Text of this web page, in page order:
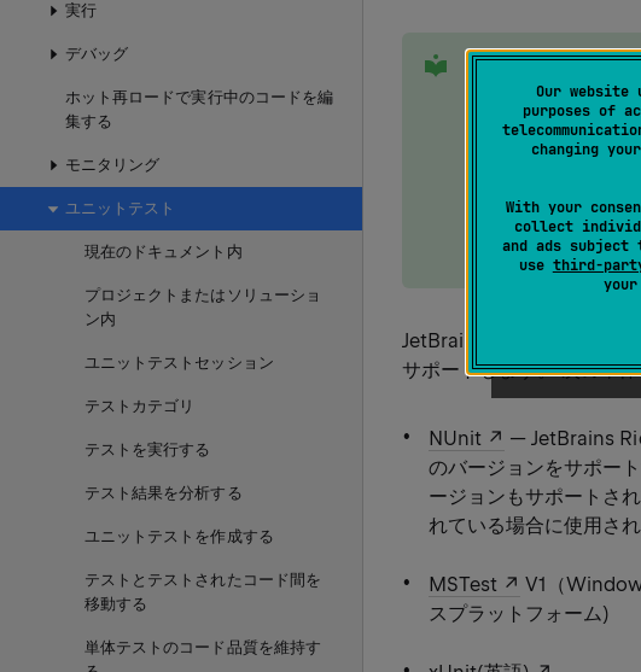
Our website
purposes of
changing
With your
collect
and ads subject
use third-
実行
デバッグ
ホット再ロードで実行中のコードを編
集する
モニタリング
ユニットテスト
現在のドキュメント内
プロジェクトまたはソリューショ
ン内
ユニットテストセッション
テストカテゴリ
テストを実行する
テスト結果を分析する
ユニットテストを作成する
テストとテストされたコード間を
移動する
単体テストのコード品質を維持す
JetBrains Rider の
行することはでき
トがある場合、そ
ずれか 1 つだけが
テストフレームワ
例: MSTest はテ
をテスト ID とし
JetBrains Rider は、ユニ
サポートします。 次の単
NUnit
— JetBrains
のバージョンをサポー
ージョンもサポートさ
れている場合に使用され
MSTest
V1（
スプラットフォーム)